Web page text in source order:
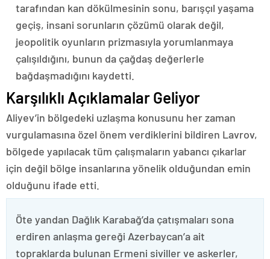
tarafından kan dökülmesinin sonu, barışçıl yaşama
geçiş, insani sorunların çözümü olarak değil,
jeopolitik oyunların prizmasıyla yorumlanmaya
çalışıldığını, bunun da çağdaş değerlerle
bağdaşmadığını kaydetti.
Karşılıklı Açıklamalar Geliyor
Aliyev’in bölgedeki uzlaşma konusunu her zaman
vurgulamasına özel önem verdiklerini bildiren Lavrov,
bölgede yapılacak tüm çalışmaların yabancı çıkarlar
için değil bölge insanlarına yönelik olduğundan emin
olduğunu ifade etti.
Öte yandan Dağlık Karabağ’da çatışmaları sona
erdiren anlaşma gereği Azerbaycan’a ait
topraklarda bulunan Ermeni siviller ve askerler,